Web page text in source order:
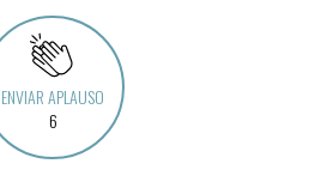
ENVIAR APLAUSO
6